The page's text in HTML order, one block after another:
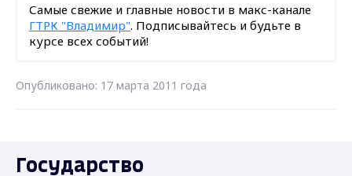
Самые свежие и главные новости в макс-канале
ГТРК "Владимир". Подписывайтесь и будьте в
курсе всех событий!
Опубликовано: 17 марта 2011 года
Государство